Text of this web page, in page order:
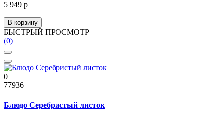
5 949 р
В корзину
БЫСТРЫЙ ПРОСМОТР
(0)
0
77936
Блюдо Серебристый листок